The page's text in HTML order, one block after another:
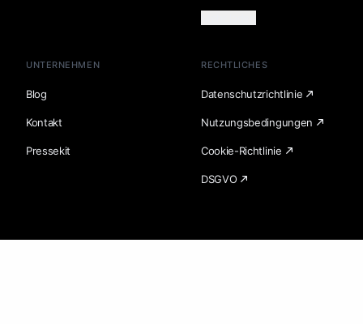
UNTERNEHMEN
Blog
Kontakt
Pressekit
RECHTLICHES
Datenschutzrichtlinie
Nutzungsbedingungen
Cookie-Richtlinie
DSGVO